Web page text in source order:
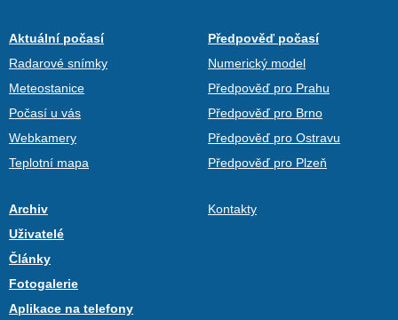
Aktuální počasí
Radarové snímky
Meteostanice
Počasí u vás
Webkamery
Teplotní mapa
Předpověď počasí
Numerický model
Předpověď pro Prahu
Předpověď pro Brno
Předpověď pro Ostravu
Předpověď pro Plzeň
Archiv
Uživatelé
Články
Fotogalerie
Aplikace na telefony
Kontakty